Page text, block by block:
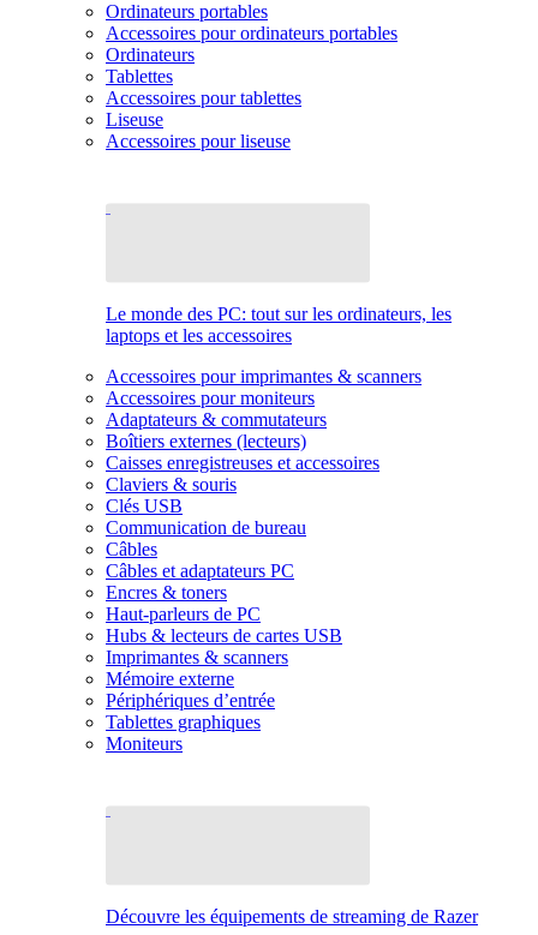
Ordinateurs portables
Accessoires pour ordinateurs portables
Ordinateurs
Tablettes
Accessoires pour tablettes
Liseuse
Accessoires pour liseuse
Le monde des PC: tout sur les ordinateurs, les
laptops et les accessoires
Accessoires pour imprimantes & scanners
Accessoires pour moniteurs
Adaptateurs & commutateurs
Boîtiers externes (lecteurs)
Caisses enregistreuses et accessoires
Claviers & souris
Clés USB
Communication de bureau
Câbles
Câbles et adaptateurs PC
Encres & toners
Haut-parleurs de PC
Hubs & lecteurs de cartes USB
Imprimantes & scanners
Mémoire externe
Périphériques d’entrée
Tablettes graphiques
Moniteurs
Découvre les équipements de streaming de Razer